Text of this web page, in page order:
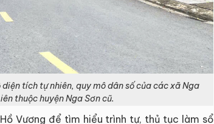
tích tự nhiên, quy mô dân số của các xã Nga
thuộc huyện Nga Sơn cũ.
Vương để tìm hiểu trình tự, thủ tục làm sổ